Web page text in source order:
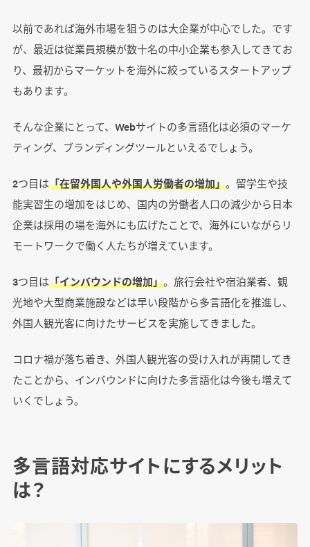
以前であれば海外市場を狙うのは大企業が中心でした。です
が、最近は従業員規模が数十名の中小企業も参入してきてお
り、最初からマーケットを海外に絞っているスタートアップ
もあります。
そんな企業にとって、Webサイトの多言語化は必須のマーケ
ティング、ブランディングツールといえるでしょう。
2つ目は「在留外国人や外国人労働者の増加」。留学生や技
能実習生の増加をはじめ、国内の労働者人口の減少から日本
企業は採用の場を海外にも広げたことで、海外にいながらリ
モートワークで働く人たちが増えています。
3つ目は「インバウンドの増加」。旅行会社や宿泊業者、観
光地や大型商業施設などは早い段階から多言語化を推進し、
外国人観光客に向けたサービスを実施してきました。
コロナ禍が落ち着き、外国人観光客の受け入れが再開してき
たことから、インバウンドに向けた多言語化は今後も増えて
いくでしょう。
多言語対応サイトにするメリット
は？